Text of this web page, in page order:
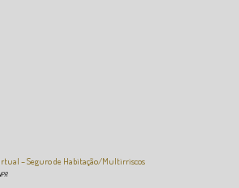
– Seguro de Habitação/Multirriscos